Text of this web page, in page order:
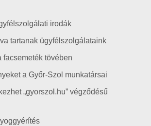
irodák
tartanak ügyfélszolgálataink
facsemeték tövében
a Győr-Szol munkatársai
„gyorszol.hu” végződésű